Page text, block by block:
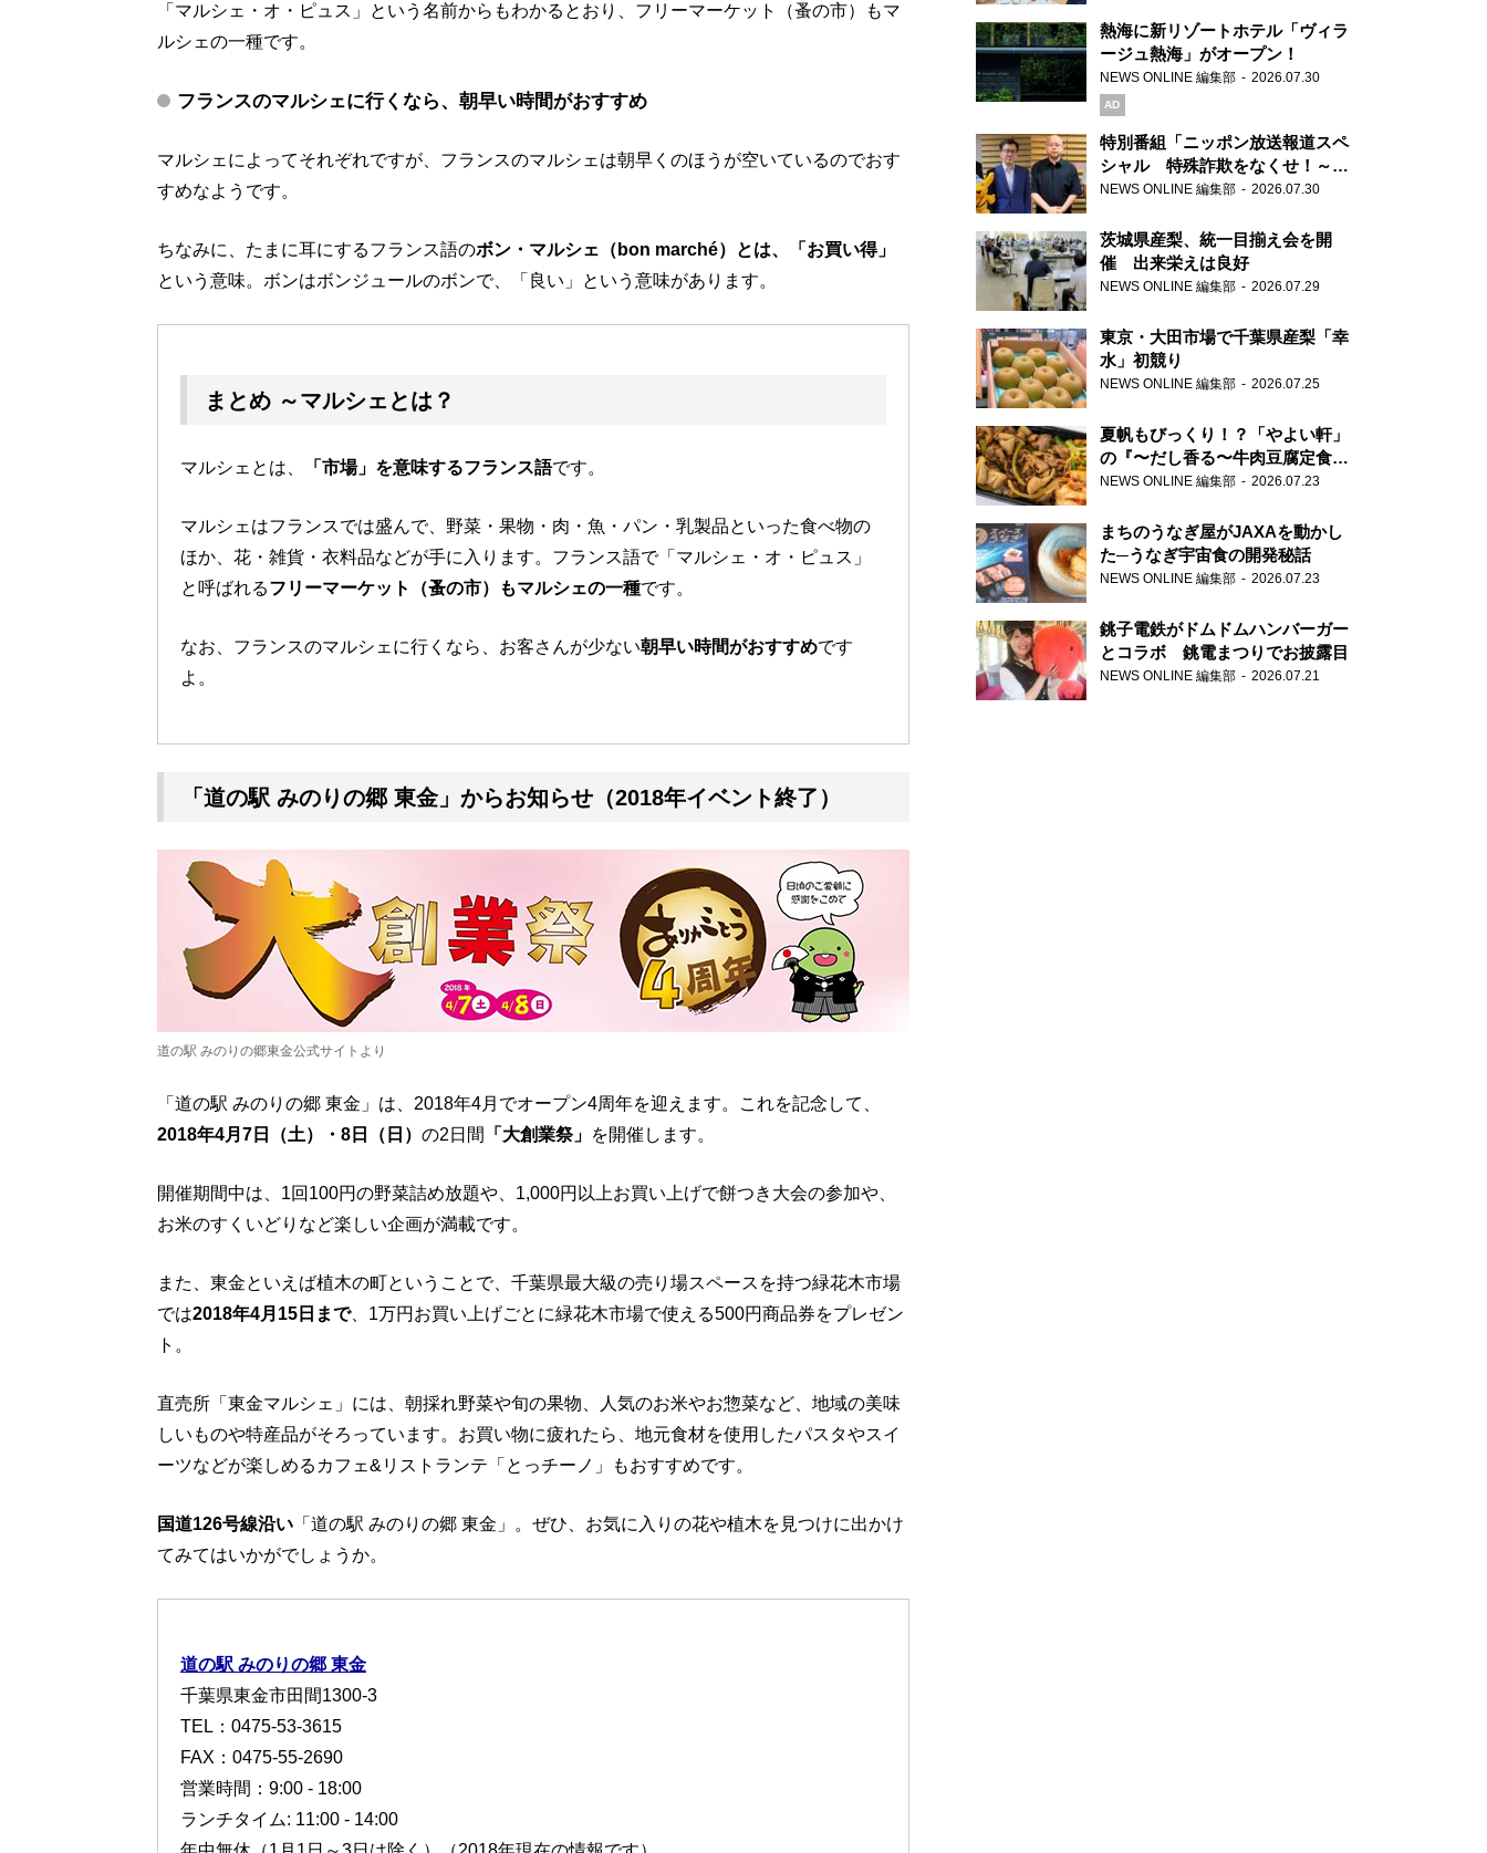
「マルシェ・オ・ピュス」という名前からもわかるとおり、フリーマーケット（蚤の市）もマ
ルシェの一種です。
フランスのマルシェに行くなら、朝早い時間がおすすめ
マルシェによってそれぞれですが、フランスのマルシェは朝早くのほうが空いているのでおす
すめなようです。
ちなみに、たまに耳にするフランス語のボン・マルシェ（bon marché）とは、「お買い得」
という意味。ボンはボンジュールのボンで、「良い」という意味があります。
まとめ ～マルシェとは？
マルシェとは、 「市場」を意味するフランス語です。
マルシェはフランスでは盛んで、野菜・果物・肉・魚・パン・乳製品といった食べ物の
ほか、花・雑貨・衣料品などが手に入ります。フランス語で「マルシェ・オ・ピュス」
と呼ばれるフリーマーケット（蚤の市）もマルシェの一種です。
なお、フランスのマルシェに行くなら、お客さんが少ない朝早い時間がおすすめです
よ。
「道の駅 みのりの郷 東金」からお知らせ（2018年イベント終了）
道の駅 みのりの郷東金公式サイトより
「道の駅 みのりの郷 東金」は、2018年4月でオープン4周年を迎えます。これを記念して、
2018年4月7日（土）・8日（日） の2日間 「大創業祭」 を開催します。
開催期間中は、1回100円の野菜詰め放題や、1,000円以上お買い上げで餅つき大会の参加や、
お米のすくいどりなど楽しい企画が満載です。
また、東金といえば植木の町ということで、千葉県最大級の売り場スペースを持つ緑花木市場
では2018年4月15日まで、1万円お買い上げごとに緑花木市場で使える500円商品券をプレゼン
ト。
直売所「東金マルシェ」には、朝採れ野菜や旬の果物、人気のお米やお惣菜など、地域の美味
しいものや特産品がそろっています。お買い物に疲れたら、地元食材を使用したパスタやスイ
ーツなどが楽しめるカフェ&リストランテ「とっチーノ」もおすすめです。
国道126号線沿い 「道の駅 みのりの郷 東金」。ぜひ、お気に入りの花や植木を見つけに出かけ
てみてはいかがでしょうか。
道の駅 みのりの郷 東金
千葉県東金市田間1300-3
TEL：0475-53-3615
FAX：0475-55-2690
営業時間：9:00 - 18:00
ランチタイム: 11:00 - 14:00
熱海に新リゾートホテル「ヴィラ
ージュ熱海」がオープン！
NEWS ONLINE 編集部 2026.07.30
AD
特別番組「ニッポン放送報道スペ
シャル 特殊詐欺をなくせ！～被
害者・加害者・警視庁が語るトク
NEWS ONLINE 編集部 2026.07.30
茨城県産梨、統一目揃え会を開
催 出来栄えは良好
NEWS ONLINE 編集部 2026.07.29
東京・大田市場で千葉県産梨「幸
水」初競り
NEWS ONLINE 編集部 2026.07.25
夏帆もびっくり！？「やよい軒」
の『〜だし香る〜牛肉豆腐定食』
が香り高すぎる
NEWS ONLINE 編集部 2026.07.23
まちのうなぎ屋がJAXAを動かし
た─うなぎ宇宙食の開発秘話
NEWS ONLINE 編集部 2026.07.23
銚子電鉄がドムドムハンバーガー
とコラボ 銚電まつりでお披露目
NEWS ONLINE 編集部 2026.07.21